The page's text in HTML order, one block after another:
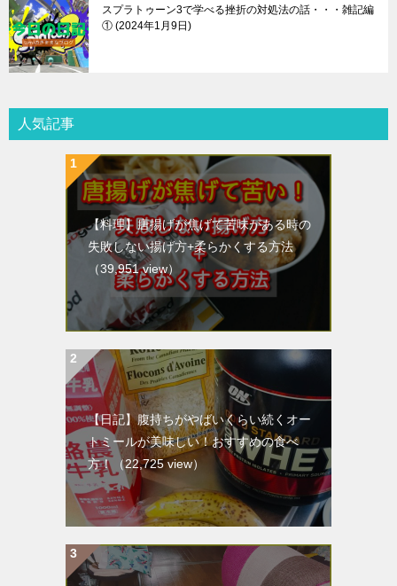
スプラトゥーン3で学べる挫折の対処法の話・・・雑記編
① 2024年1月9日
人気記事
【料理】唐揚げが焦げて苦味がある時の
失敗しない揚げ方+柔らかくする方法
（39,951 view）
【日記】腹持ちがやばいくらい続くオー
トミールが美味しい！おすすめの食べ
方！
（22,725 view）